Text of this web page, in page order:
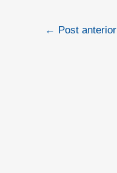
← Post anterior